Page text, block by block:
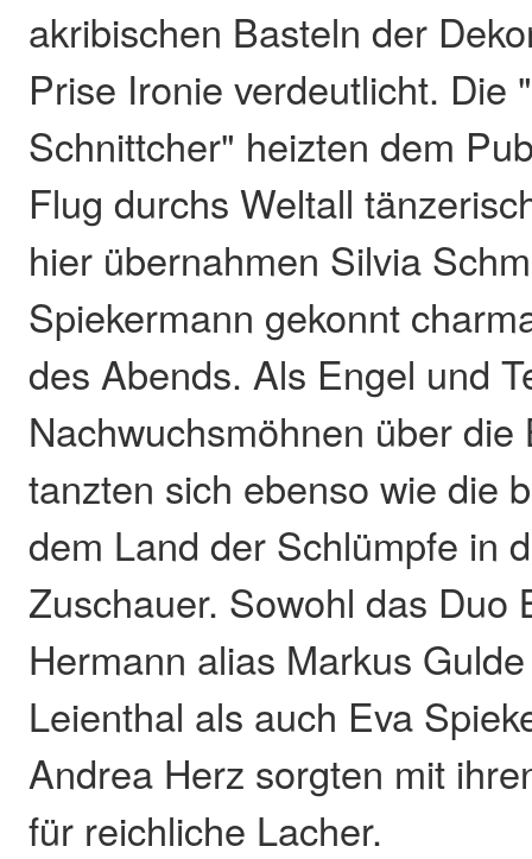
akribischen Basteln der
Prise Ironie verdeutlicht. Die
Schnittcher" heizten dem
Flug durchs Weltall
hier übernahmen Silvia
Spiekermann gekonnt
des Abends. Als Engel und
Nachwuchsmöhnen über die
tanzten sich ebenso wie die
dem Land der Schlümpfe in
Zuschauer. Sowohl das Duo
Hermann alias Markus
Leienthal als auch Eva
Andrea Herz sorgten mit
für reichliche Lacher.